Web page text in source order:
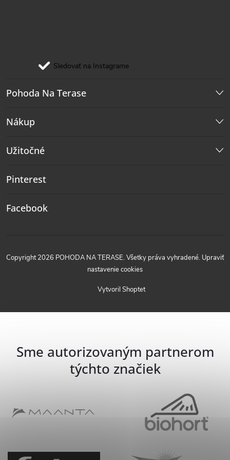
Sledovať na Instagrame
Pohoda Na Terase
Nákup
Užitočné
Pinterest
Facebook
Vytvoril Shoptet
Copyright 2026 POHODA NA TERASE. Všetky práva vyhradené. Upraviť
nastavenie cookies
Sme autorizovaným partnerom
týchto značiek